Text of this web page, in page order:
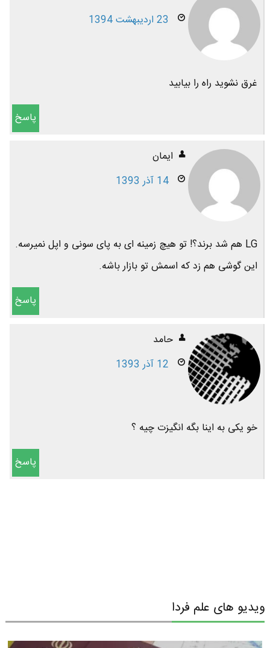
23 اردیبهشت 1394
غرق نشوید راه را بیابید
پاسخ
ایمان
14 آذر 1393
LG هم شد برند؟! تو هیچ زمینه ای به پای سونی و اپل نمیرسه.
این گوشی هم زد که اسمش تو بازار باشه.
پاسخ
حامد
12 آذر 1393
خو یکی به اینا بگه انگیزت چیه ؟
پاسخ
ویدیو های علم فردا